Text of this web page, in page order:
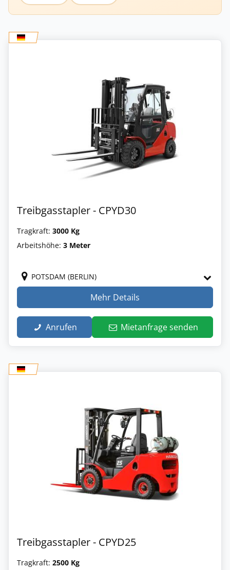
Treibgasstapler - CPYD30
Tragkraft: 3000 Kg
Arbeitshöhe: 3 Meter
POTSDAM (BERLIN)
Mehr Details
Anrufen Mietanfrage senden
Treibgasstapler - CPYD25
Tragkraft: 2500 Kg